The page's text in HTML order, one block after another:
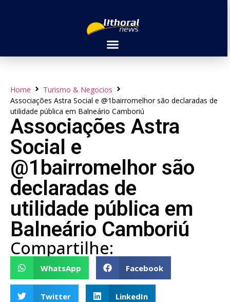
Home
Turismo & Negocios
Associações Astra Social e @1bairromelhor são declaradas de
utilidade pública em Balneário Camboriú
Associações Astra
Social e
@1bairromelhor são
declaradas de
utilidade pública em
Balneário Camboriú
Compartilhe:
WhatsApp Facebook
Twitter LinkedIn